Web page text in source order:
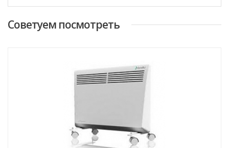
Cоветуем посмотреть